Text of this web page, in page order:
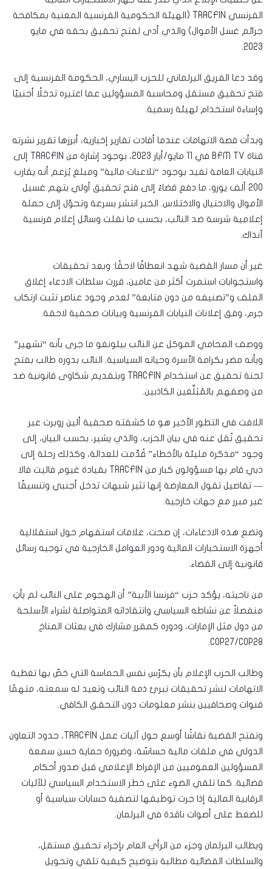
الفرنسي TRACFIN (الهيئة الحكومية الفرنسية المعنية بمكافحة
جرائم غسل الأموال) والذي أدى لفتح تحقيق بحقه في مايو
2023.
وقد دعا الفريق البرلماني للحزب اليساري، الحكومة الفرنسية إلى
فتح تحقيق مستقل ومحاسبة المسؤولين عما اعتبره تدخلًا أجنبيًا
وإساءة استخدام لهيئة رسمية.
وبدأت قصة الاتهامات عندما أفادت تقارير إخبارية، أبرزها تقرير نشرته
قناة BFM TV في 11 مايو/أيار 2023، بوجود إشارة من TRACFIN إلى
النيابات العامة تفيد بوجود “تلاعبات مالية” ومبلغ يُزعم أنه يقارب
200 ألف يورو، ما دفع قضاءً إلى فتح تحقيق أولي بتهم غسيل
الأموال والاحتيال والاختلاس. الخبر انتشر بسرعة وتحوّل إلى حملة
إعلامية شرسة ضد النائب، بحسب ما نقلت وسائل إعلام فرنسية
آنذاك.
غير أن مسار القضية شهد انعطافًا لاحقًا: وبعد تحقيقات
واستجوابات استمرت أكثر من عامين، قررت سلطات الادعاء إغلاق
الملف و”تصنيفه من دون متابعة” لعدم وجود عناصر تثبت ارتكاب
جرم، وفق إعلانات النيابات الفرنسية وبيانات صحفية لاحقة.
ووصف المحامي الموكل عن النائب بيلونغو ما جرى بأنه “تشهير”
وبأنه مضر بكرامة الأسرة وحياته السياسية. النائب بدوره طالب بفتح
لجنة تحقيق عن استخدام TRACFIN وبتقديم شكاوى قانونية ضد
من وصفهم بالمُبَلِّغين الكاذبين.
اللافت في التطور الأخير هو ما كشفته صحفية ألين روبرت عبر
تحقيق نُقل عنه في بيان الحزب، والذي يشير، بحسب البيان، إلى
وجود “مذكرة مليئة بالأخطاء” قُدِّمت للعدالة، وكذلك رحلة إلى
دبي قام بها مسؤولون كبار من TRACFIN بقيادة غيوم فاليت فالا
— تفاصيل تقول المعارضة إنها تثير شبهات تدخل أجنبي وتنسيقًا
غير مبرر مع جهات خارجية.
وتضع هذه الادعاءات، إن صحت، علامات استفهام حول استقلالية
أجهزة الاستخبارات المالية ودور العوامل الخارجية في توجيه رسائل
قانونية إلى القضاء.
من ناحيته، يؤكد حزب “فرنسا الأبية” أن الهجوم على النائب لم يأتِ
منفصلاً عن نشاطه السياسي وانتقاداته المتواصلة لشراء الأسلحة
من دول مثل الإمارات، ودوره كمقرر مشارك في بعثات المناخ
COP27/COP28.
وطالب الحزب الإعلام بأن يكرّس نفس الحماسة التي خصّ بها تغطية
الاتهامات لنشر تحقيقات تبرئ ذمة النائب وتعيد له سمعته، متهمًا
قنوات وصحافيين بنشر معلومات دون التحقق الكافي.
وتفتح القضية نقاشًا أوسع حول آليات عمل TRACFIN، حدود التعاون
الدولي في ملفات مالية حساسّة، وضرورة حماية حسن سمعة
المسؤولين العموميين من الإفراط الإعلامي قبل صدور أحكام
قضائية. كما تلقي الضوء على خطر الاستخدام السياسي للآليات
الرقابية المالية إذا جرت توظيفها لتصفية حسابات سياسية أو
للضغط على أصوات ناقدة في البرلمان.
ويطالب البرلمان وجزء من الرأي العام بإجراء تحقيق مستقل،
والسلطات القضائية مطالبة بتوضيح كيفية تلقي وتحويل